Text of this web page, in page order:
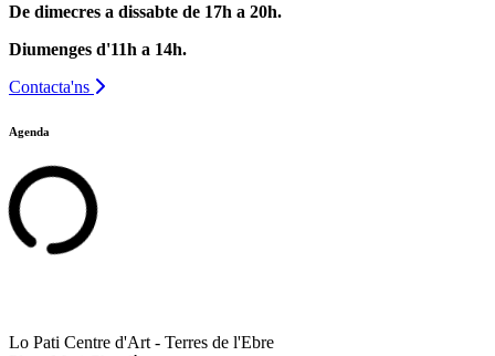
De dimecres a dissabte de 17h a 20h.
Diumenges d'11h a 14h.
Contacta'ns
Agenda
Lo Pati Centre d'Art - Terres de l'Ebre